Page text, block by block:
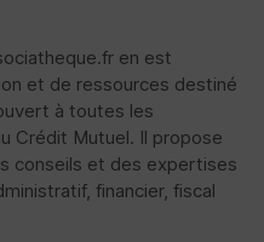
en est
et de ressources destiné
à toutes les
Crédit Mutuel. Il propose
conseils et des expertises
financier, fiscal